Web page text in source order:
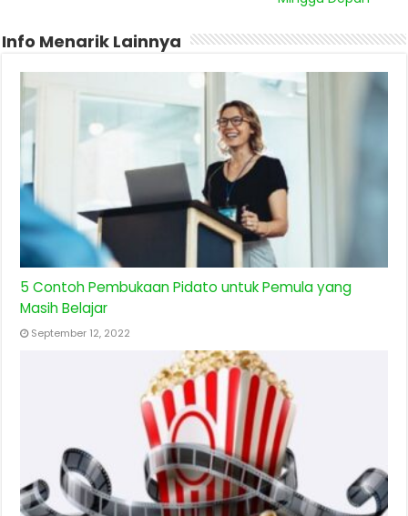
Info Menarik Lainnya
5 Contoh Pembukaan Pidato untuk Pemula yang
Masih Belajar
September 12, 2022